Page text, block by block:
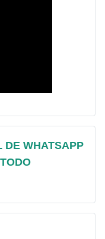
DE WHATSAPP